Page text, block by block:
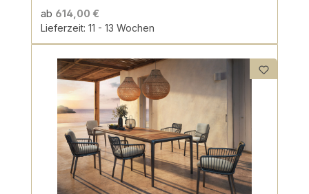
ab 614,00 €
Lieferzeit: 11 - 13 Wochen